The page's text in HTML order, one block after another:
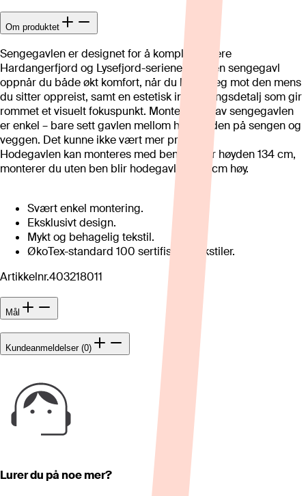
Om produktet
Sengegavlen er designet for å komplementere
Hardangerfjord og Lysefjord-seriene. Med en sengegavl
oppnår du både økt komfort, når du lener deg mot den mens
du sitter oppreist, samt en estetisk innredningsdetalj som gir
rommet et visuelt fokuspunkt. Monteringen av sengegavlen
er enkel – bare sett gavlen mellom hodeenden på sengen og
veggen. Det kunne ikke vært mer praktisk!
Hodegavlen kan monteres med ben, da blir høyden 134 cm,
monterer du uten ben blir hodegavlen 120 cm høy.
Svært enkel montering.
Eksklusivt design.
Mykt og behagelig tekstil.
ØkoTex-standard 100 sertifiserte tekstiler.
Artikkelnr.403218011
Mål
Kundeanmeldelser (0)
Lurer du på noe mer?